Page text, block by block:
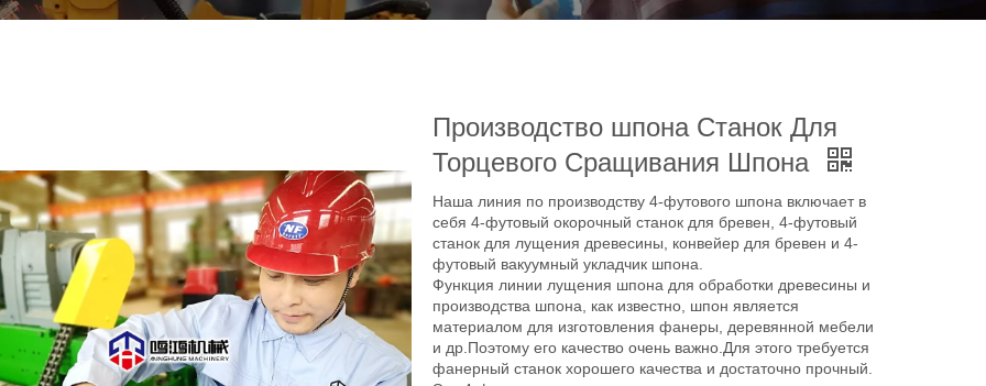
Производство шпона Станок Для
Торцевого Сращивания Шпона
Наша линия по производству 4-футового шпона включает в
себя 4-футовый окорочный станок для бревен, 4-футовый
станок для лущения древесины, конвейер для бревен и 4-
футовый вакуумный укладчик шпона.
Функция линии лущения шпона для обработки древесины и
производства шпона, как известно, шпон является
материалом для изготовления фанеры, деревянной мебели
и др.Поэтому его качество очень важно.Для этого требуется
фанерный станок хорошего качества и достаточно прочный.